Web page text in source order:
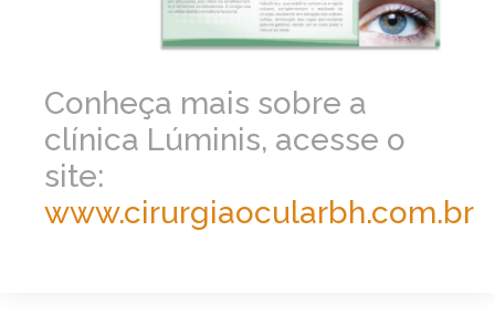
Conheça mais sobre a
clínica Lúminis, acesse o
site:
www.cirurgiaocularbh.com.br